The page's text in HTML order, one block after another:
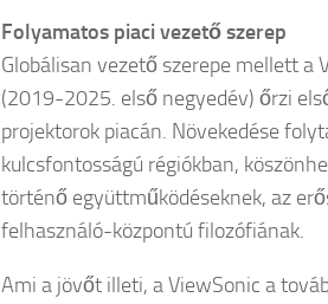
Folyamatos piaci vezető szerep
Globálisan vezető szerepe mellett a
(2019-2025. első negyedév) őrzi
projektorok piacán. Növekedése
kulcsfontosságú régiókban,
történő együttműködéseknek, az
felhasználó-központú filozófiának.
Ami a jövőt illeti, a ViewSonic a